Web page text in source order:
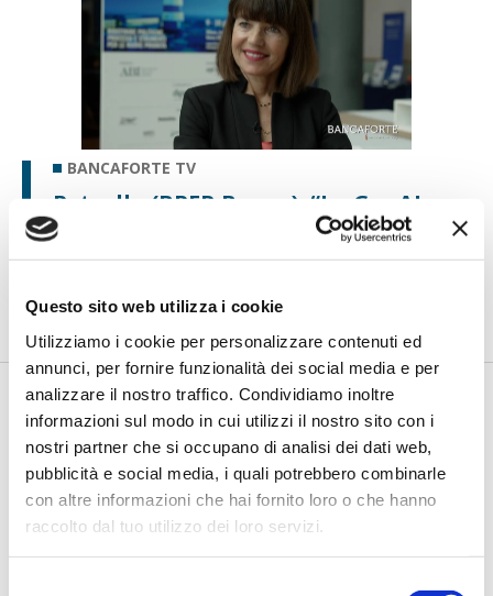
Questo sito web utilizza i cookie
Utilizziamo i cookie per personalizzare contenuti ed
annunci, per fornire funzionalità dei social media e per
analizzare il nostro traffico. Condividiamo inoltre
informazioni sul modo in cui utilizzi il nostro sito con i
nostri partner che si occupano di analisi dei dati web,
pubblicità e social media, i quali potrebbero combinarle
con altre informazioni che hai fornito loro o che hanno
raccolto dal tuo utilizzo dei loro servizi.
BANCAFORTE TV
Petrella (BPER Banca): “La GenAI
rafforza i controlli e valorizza il
lavoro degli analisti”
secondo livello più strutturati, standardizzati e capaci di le...